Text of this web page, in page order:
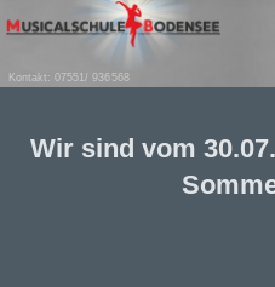
Kontakt: 07551/ 936568
Wir sind vom